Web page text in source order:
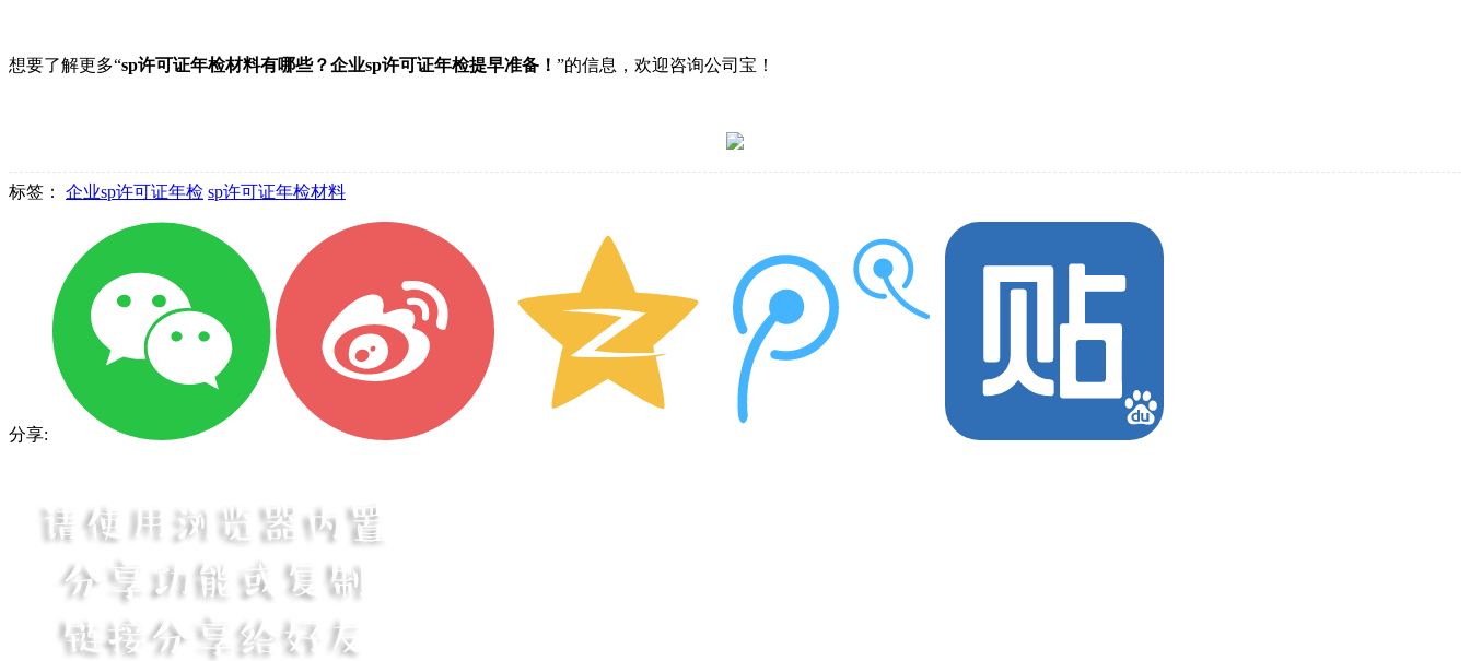
想要了解更多“sp许可证年检材料有哪些？企业sp许可证年检提早准备！ ”的信息，欢迎咨询公司宝！
标签： 企业sp许可证年检 sp许可证年检材料
分享: